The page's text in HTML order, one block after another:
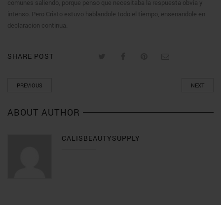
comunes saliendo, porque penso que necesitaba la respuesta obvia y
intenso. Pero Cristo estuvo hablandole todo el tiempo, ensenandole en
declaracion continua.
SHARE POST
PREVIOUS NEXT
ABOUT AUTHOR
CALISBEAUTYSUPPLY